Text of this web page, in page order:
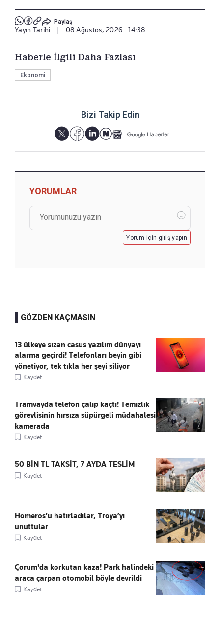
Paylaş
Yayın Tarihi 08 Ağustos, 2026 - 14:38
Haberle İlgili Daha Fazlası
Ekonomi
Bizi Takip Edin
YORUMLAR
Yorum için giriş yapın
GÖZDEN KAÇMASIN
13 ülkeye sızan casus yazılım dünyayı
alarma geçirdi! Telefonları beyin gibi
yönetiyor, tek tıkla her şeyi siliyor
Kaydet
Tramvayda telefon çalıp kaçtı! Temizlik
görevlisinin hırsıza süpürgeli müdahalesi
kamerada
Kaydet
50 BİN TL TAKSİT, 7 AYDA TESLİM
Kaydet
Homeros’u hatırladılar, Troya’yı
unuttular
Kaydet
Çorum'da korkutan kaza! Park halindeki
araca çarpan otomobil böyle devrildi
Kaydet